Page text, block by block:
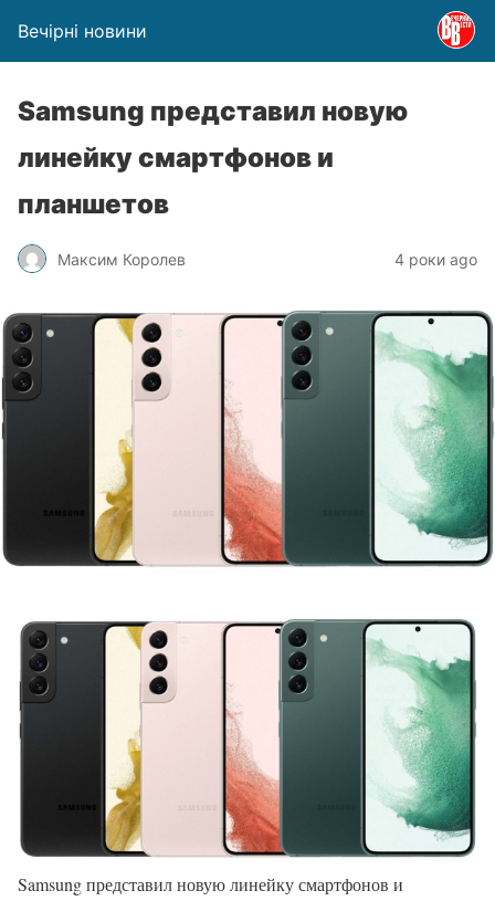
Вечірні новини
Samsung представил новую
линейку смартфонов и
планшетов
Максим Королев 4 роки ago
Samsung представил новую линейку смартфонов и